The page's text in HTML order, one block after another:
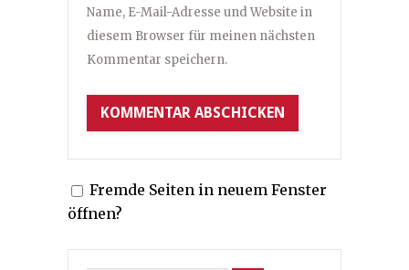
Name, E-Mail-Adresse und Website in
diesem Browser für meinen nächsten
Kommentar speichern.
Fremde Seiten in neuem Fenster
öffnen?